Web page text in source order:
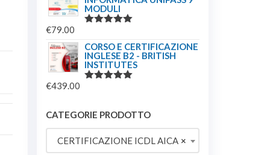
ERA:
È:
MODULI
€79.00
CORSO E CERTIFICAZIONE
INGLESE B2 - BRITISH
INSTITUTES
€439.00
CATEGORIE PRODOTTO
×
CERTIFICAZIONE ICDL AICA